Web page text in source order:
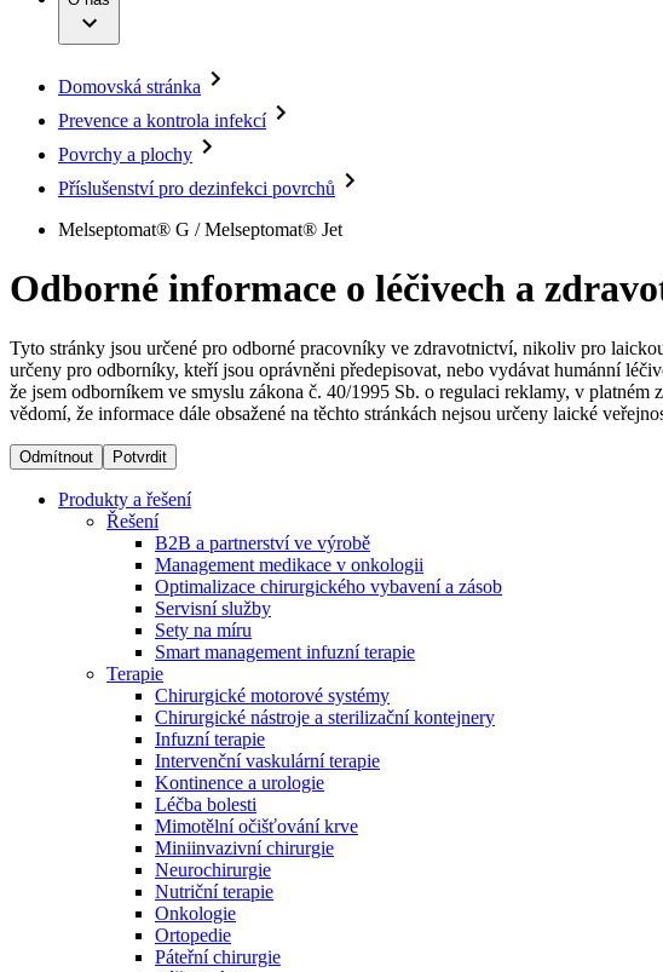
Léčba bolesti
Mimotělní očišťování krve
Miniinvazivní chirurgie
Neurochirurgie
Nutriční terapie
Onkologie
Ortopedie
Páteřní chirurgie
Péče o rány
Prevence a kontrola infekcí
Uzavírání ran
Terapie
Onemocnění
B. Braun Avitum
Vaše příležitost​
Nabídky pracovních míst
Média
Tiskové zprávy
Kontakt
Kontaktní formulář
Registrace k odběru newsletteru
Média
Kontakt
Domovská stránka
Prevence a kontrola infekcí
Povrchy a plochy
Příslušenství pro dezinfekci povrchů
Melseptomat® G / Melseptomat® Jet
Odborné informace o léčivech a
Tyto stránky jsou určené pro odborné pracovníky ve zdravotnictví, nikoliv pro
určeny pro odborníky, kteří jsou oprávněni předepisovat, nebo vydávat humánní
že jsem odborníkem ve smyslu zákona č. 40/1995 Sb. o regulaci reklamy, v
vědomí, že informace dále obsažené na těchto stránkách nejsou určeny laické
Odmítnout Potvrdit
Produkty a řešení
Řešení
B2B a partnerství ve výrobě
Management medikace v onkologii
Optimalizace chirurgického vybavení a zásob
Servisní služby
Sety na míru
Smart management infuzní terapie​
Terapie
Chirurgické motorové systémy
Chirurgické nástroje a sterilizační kontejnery
Infuzní terapie
Intervenční vaskulární terapie
Kontinence a urologie
Léčba bolesti
Mimotělní očišťování krve
Miniinvazivní chirurgie
Neurochirurgie
Nutriční terapie
Onkologie
Ortopedie
Páteřní chirurgie